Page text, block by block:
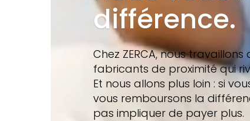
différence.
Chez ZERCA, nous
fabricants de proximité qui
Et nous allons plus loin : si
vous remboursons la
pas impliquer de payer plus.